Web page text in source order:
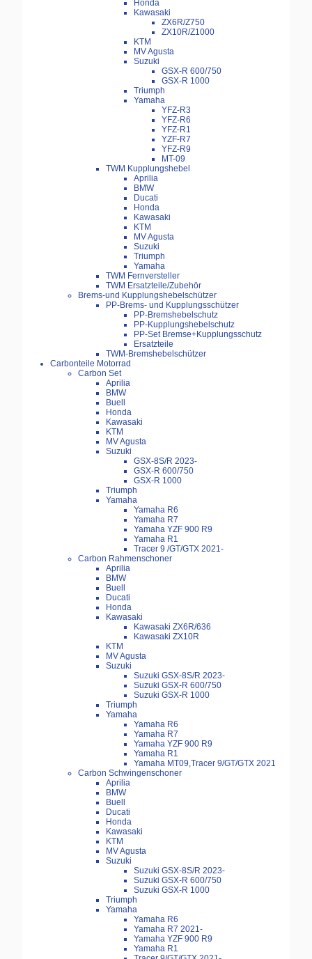
Honda
Kawasaki
ZX6R/Z750
ZX10R/Z1000
KTM
MV Agusta
Suzuki
GSX-R 600/750
GSX-R 1000
Triumph
Yamaha
YFZ-R3
YFZ-R6
YFZ-R1
YZF-R7
YFZ-R9
MT-09
TWM Kupplungshebel
Aprilia
BMW
Ducati
Honda
Kawasaki
KTM
MV Agusta
Suzuki
Triumph
Yamaha
TWM Fernversteller
TWM Ersatzteile/Zubehör
Brems-und Kupplungshebelschützer
PP-Brems- und Kupplungsschützer
PP-Bremshebelschutz
PP-Kupplungshebelschutz
PP-Set Bremse+Kupplungsschutz
Ersatzteile
TWM-Bremshebelschützer
Carbonteile Motorrad
Carbon Set
Aprilia
BMW
Buell
Honda
Kawasaki
KTM
MV Agusta
Suzuki
GSX-8S/R 2023-
GSX-R 600/750
GSX-R 1000
Triumph
Yamaha
Yamaha R6
Yamaha R7
Yamaha YZF 900 R9
Yamaha R1
Tracer 9 /GT/GTX 2021-
Carbon Rahmenschoner
Aprilia
BMW
Buell
Ducati
Honda
Kawasaki
Kawasaki ZX6R/636
Kawasaki ZX10R
KTM
MV Agusta
Suzuki
Suzuki GSX-8S/R 2023-
Suzuki GSX-R 600/750
Suzuki GSX-R 1000
Triumph
Yamaha
Yamaha R6
Yamaha R7
Yamaha YZF 900 R9
Yamaha R1
Yamaha MT09,Tracer 9/GT/GTX 2021
Carbon Schwingenschoner
Aprilia
BMW
Buell
Ducati
Honda
Kawasaki
KTM
MV Agusta
Suzuki
Suzuki GSX-8S/R 2023-
Suzuki GSX-R 600/750
Suzuki GSX-R 1000
Triumph
Yamaha
Yamaha R6
Yamaha R7 2021-
Yamaha YZF 900 R9
Yamaha R1